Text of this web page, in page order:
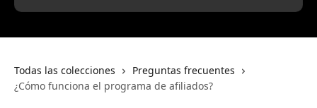
Todas las colecciones
Preguntas frecuentes
¿Cómo funciona el programa de afiliados?